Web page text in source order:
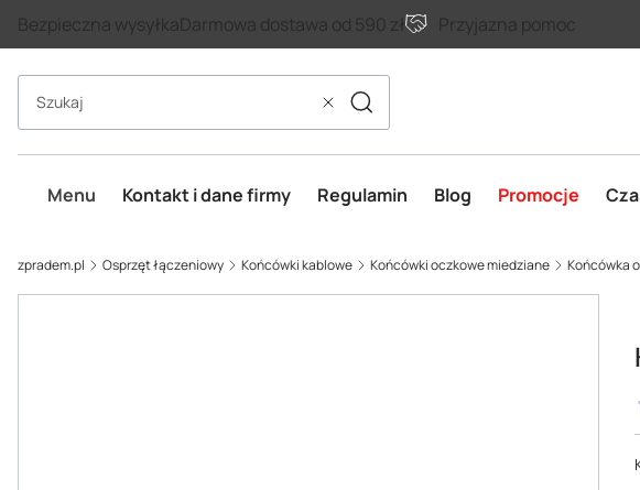
Bezpieczna wysyłkaDarmowa dostawa od 590 zł Przyjazna pomoc
WyczyśćSzukaj
Menu Kontakt i dane firmy Regulamin Blog Promocje
zpradem.pl Osprzęt łączeniowy Końcówki kablowe Końcówki oczkowe miedziane Końcówka